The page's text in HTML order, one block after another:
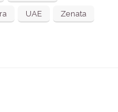
UAE Zenata